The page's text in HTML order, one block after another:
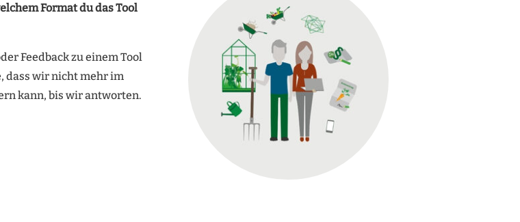
Format du das Tool
Feedback zu einem Tool
dass wir nicht mehr im
kann, bis wir antworten.